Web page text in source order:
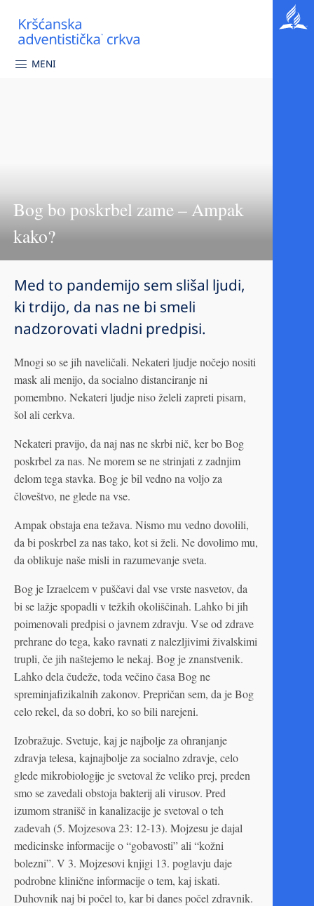
MENI
Bog bo poskrbel zame – Ampak
kako?
Med to pandemijo sem slišal ljudi,
ki trdijo, da nas ne bi smeli
nadzorovati vladni predpisi.
Mnogi so se jih naveličali. Nekateri ljudje nočejo nositi
mask ali menijo, da socialno distanciranje ni
pomembno. Nekateri ljudje niso želeli zapreti pisarn,
šol ali cerkva.
Nekateri pravijo, da naj nas ne skrbi nič, ker bo Bog
poskrbel za nas. Ne morem se ne strinjati z zadnjim
delom tega stavka. Bog je bil vedno na voljo za
človeštvo, ne glede na vse.
Ampak obstaja ena težava. Nismo mu vedno dovolili,
da bi poskrbel za nas tako, kot si želi. Ne dovolimo mu,
da oblikuje naše misli in razumevanje sveta.
Bog je Izraelcem v puščavi dal vse vrste nasvetov, da
bi se lažje spopadli v težkih okoliščinah. Lahko bi jih
poimenovali predpisi o javnem zdravju. Vse od zdrave
prehrane do tega, kako ravnati z nalezljivimi živalskimi
trupli, če jih naštejemo le nekaj. Bog je znanstvenik.
Lahko dela čudeže, toda večino časa Bog ne
spreminjafizikalnih zakonov. Prepričan sem, da je Bog
celo rekel, da so dobri, ko so bili narejeni.
Izobražuje. Svetuje, kaj je najbolje za ohranjanje
zdravja telesa, kajnajbolje za socialno zdravje, celo
glede mikrobiologije je svetoval že veliko prej, preden
smo se zavedali obstoja bakterij ali virusov. Pred
izumom stranišč in kanalizacije je svetoval o teh
zadevah (5. Mojzesova 23: 12-13). Mojzesu je dajal
medicinske informacije o “gobavosti” ali “kožni
bolezni”. V 3. Mojzesovi knjigi 13. poglavju daje
podrobne klinične informacije o tem, kaj iskati.
Duhovnik naj bi počel to, kar bi danes počel zdravnik.